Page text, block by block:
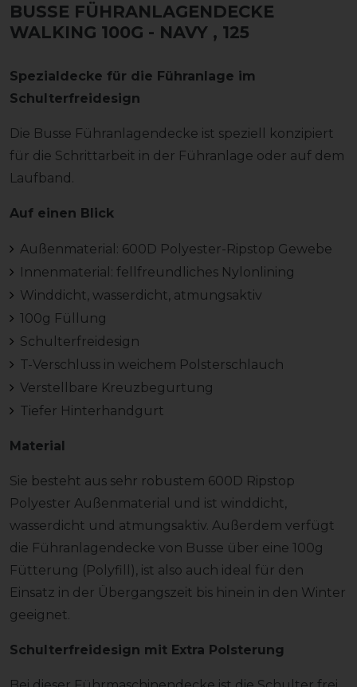
BUSSE FÜHRANLAGENDECKE
WALKING 100G - NAVY , 125
Spezialdecke für die Führanlage im
Schulterfreidesign
Die Busse Führanlagendecke ist speziell konzipiert
für die Schrittarbeit in der Führanlage oder auf dem
Laufband.
Auf einen Blick
Außenmaterial: 600D Polyester-Ripstop Gewebe
Innenmaterial: fellfreundliches Nylonlining
Winddicht, wasserdicht, atmungsaktiv
100g Füllung
Schulterfreidesign
T-Verschluss in weichem Polsterschlauch
Verstellbare Kreuzbegurtung
Tiefer Hinterhandgurt
Material
Sie besteht aus sehr robustem 600D Ripstop
Polyester Außenmaterial und ist winddicht,
wasserdicht und atmungsaktiv. Außerdem verfügt
die Führanlagendecke von Busse über eine 100g
Fütterung (Polyfill), ist also auch ideal für den
Einsatz in der Übergangszeit bis hinein in den Winter
geeignet.
Schulterfreidesign mit Extra Polsterung